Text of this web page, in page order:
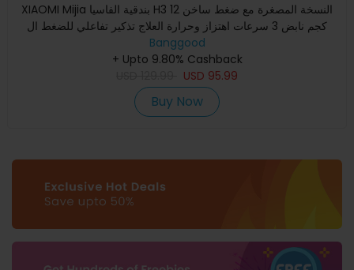
XIAOMI Mijia بندقية الفاسيا H3 النسخة المصغرة مع ضغط ساخن 12
كجم نابض 3 سرعات اهتزاز وحرارة العلاج تذكير تفاعلي للضغط ال
Banggood
+ Upto 9.80% Cashback
USD 95.99
Buy Now